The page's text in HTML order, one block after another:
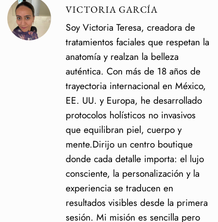
VICTORIA GARCÍA
Soy Victoria Teresa, creadora de
tratamientos faciales que respetan la
anatomía y realzan la belleza
auténtica. Con más de 18 años de
trayectoria internacional en México,
EE. UU. y Europa, he desarrollado
protocolos holísticos no invasivos
que equilibran piel, cuerpo y
mente.Dirijo un centro boutique
donde cada detalle importa: el lujo
consciente, la personalización y la
experiencia se traducen en
resultados visibles desde la primera
sesión. Mi misión es sencilla pero